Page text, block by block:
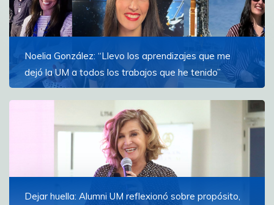
Ver más
Noelia González: “Llevo los aprendizajes que me
dejó la UM a todos los trabajos que he tenido”
para la NASA en español del lanzamiento de Artemis
II, la primera misión tripulada en rodear la luna
Dejar huella: Alumni UM reflexionó sobre propósito,